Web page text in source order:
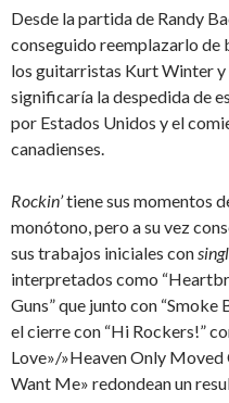
Desde la partida de Randy
conseguido reemplazarlo de
los guitarristas Kurt Winter y
significaría la despedida de
por Estados Unidos y el
canadienses.
Rockin’tiene sus momentos
monótono, pero a su vez
sus trabajos iniciales con
interpretados como
Guns” que junto con “Smoke
el cierre con “Hi Rockers!”
Love»/»Heaven Only Moved
Want Me» redondean un